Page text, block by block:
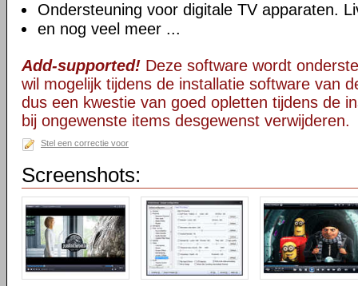
Ondersteuning voor digitale TV apparaten.
en nog veel meer ...
Add-supported! Deze software wordt
wil mogelijk tijdens de installatie software van
dus een kwestie van goed opletten tijdens de
bij ongewenste items desgewenst verwijderen.
Stel een correctie voor
Screenshots: